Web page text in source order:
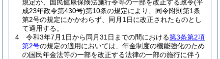
規定が、国民健康保険法施行令等の一部を改正する政令(平
成23年政令第430号)第10条の規定により、同令附則第1条
第2号の規定にかかわらず、同月1日に改正されたものとし
て適用する。
4
令和3年7月1日から同月31日までの間における第3条第2項
第2号の規定の適用においては、年金制度の機能強化のため
の国民年金法等の一部を改正する法律の一部の施行に伴う